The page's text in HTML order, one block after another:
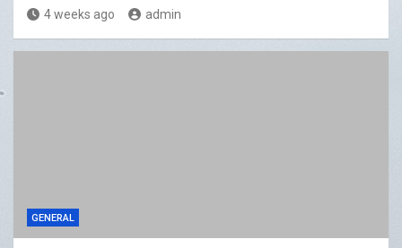
4 weeks ago admin
GENERAL